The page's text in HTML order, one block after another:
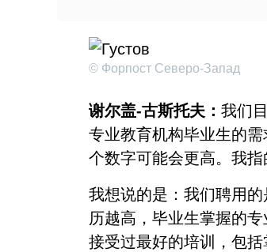
© Форпост Северо-Запад
谢尔盖-古斯托夫： 我们
专业教育机构毕业生的
个数字可能会更高。我
我想说的是：我们聘用
历越高，毕业生掌握的
接受过最好的培训，包